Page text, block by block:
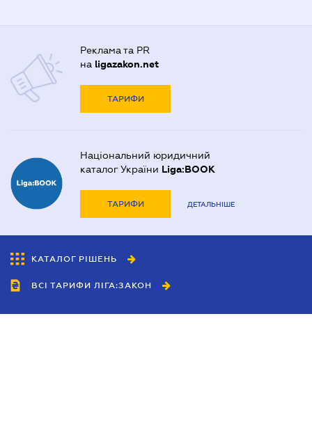
Реклама та PR
на ligazakon.net
ТАРИФИ
Національний юридичний
каталог України Liga:BOOK
ТАРИФИ ДЕТАЛЬНІШЕ
КАТАЛОГ РІШЕНЬ
ВСІ ТАРИФИ ЛІГА:ЗАКОН